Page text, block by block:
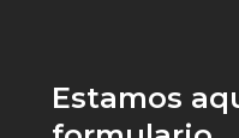
Estamos